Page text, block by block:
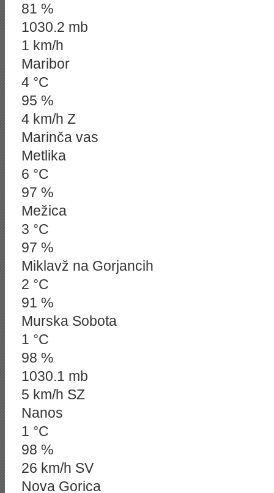
81 %
1030.2 mb
1 km/h
Maribor
4 °C
95 %
4 km/h Z
Marinča vas
Metlika
6 °C
97 %
Mežica
3 °C
97 %
Miklavž na Gorjancih
2 °C
91 %
Murska Sobota
1 °C
98 %
1030.1 mb
5 km/h SZ
Nanos
1 °C
98 %
26 km/h SV
Nova Gorica